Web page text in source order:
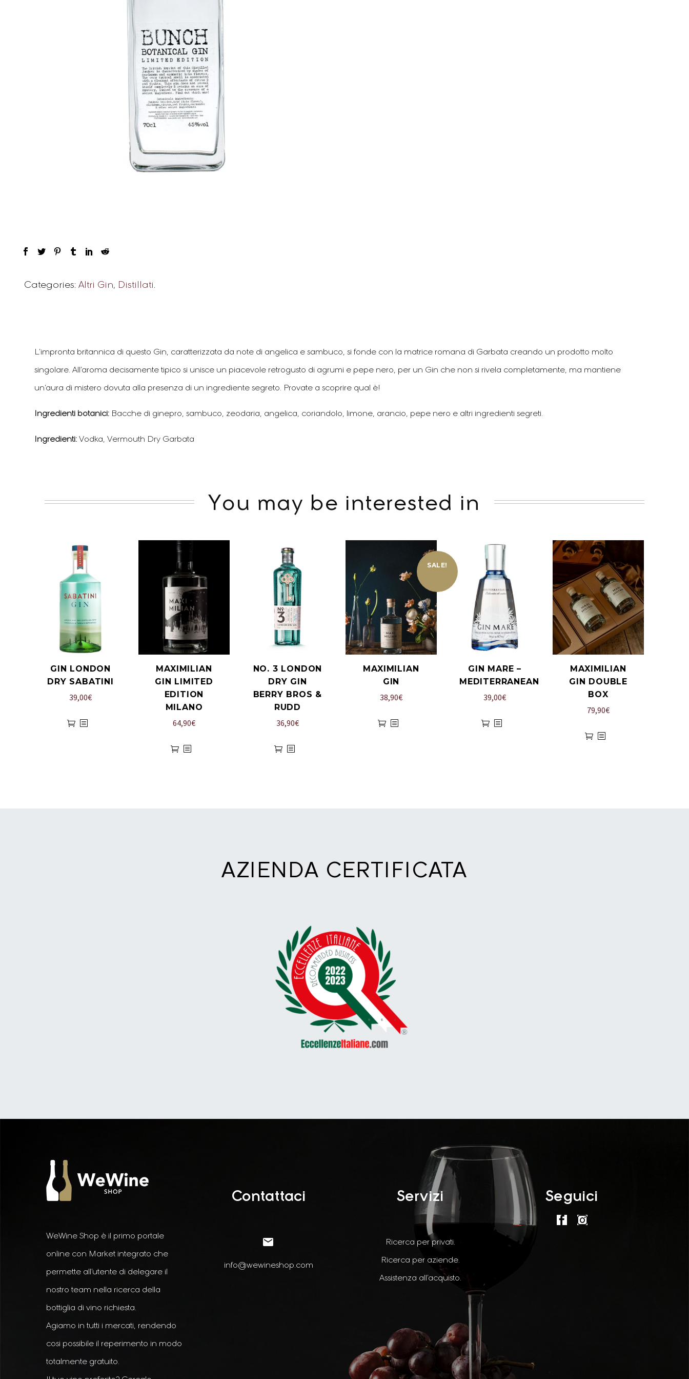
Categories: Altri Gin, Distillati.
L’impronta britannica di questo Gin, caratterizzata da note di angelica e sambuco, si fonde con la matrice romana di Garbata creando un prodotto molto
singolare. All’aroma decisamente tipico si unisce un piacevole retrogusto di agrumi e pepe nero, per un Gin che non si rivela completamente, ma mantiene
un’aura di mistero dovuta alla presenza di un ingrediente segreto. Provate a scoprire qual è!
Ingredienti botanici: Bacche di ginepro, sambuco, zeodaria, angelica, coriandolo, limone, arancio, pepe nero e altri ingredienti segreti.
Ingredienti: Vodka, Vermouth Dry Garbata
You may be interested in
GIN LONDON
DRY SABATINI
39,00€
MAXIMILIAN
GIN LIMITED
EDITION
MILANO
64,90€
NO. 3 LONDON
DRY GIN
BERRY BROS &
RUDD
36,90€
SALE!
MAXIMILIAN
GIN
38,90€
GIN MARE –
MEDITERRANEAN
39,00€
MAXIMILIAN
GIN DOUBLE
BOX
79,90€
AZIENDA CERTIFICATA
WeWine Shop è il primo portale
online con Market integrato che
permette all’utente di delegare il
nostro team nella ricerca della
bottiglia di vino richiesta.
Agiamo in tutti i mercati, rendendo
cosi possibile il reperimento in modo
totalmente gratuito.
Contattaci


info@wewineshop.com
Servizi
Ricerca per privati.
Ricerca per aziende.
Assistenza all’acquisto.
Seguici